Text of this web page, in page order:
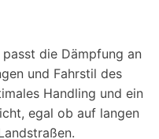
die Dämpfung an
und Fahrstil des
Handling und ein
egal ob auf langen